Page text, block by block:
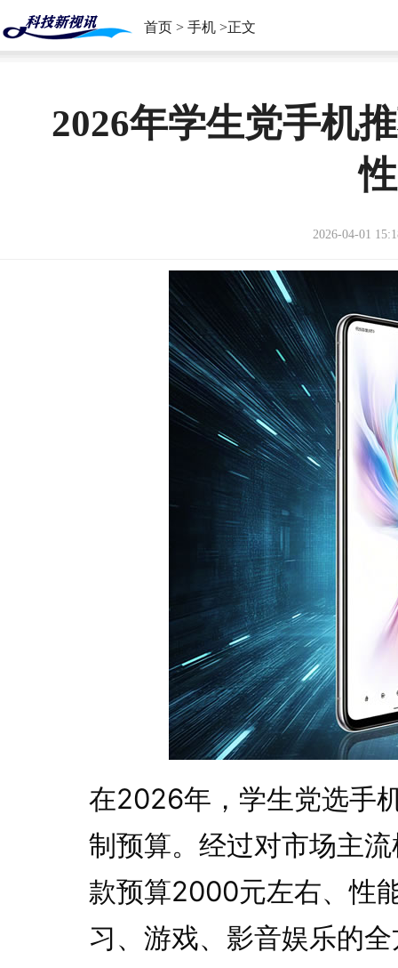
首页 > 手机 >正文
2026年学生党手机
2026-04-01
在2026年，学生党选手
制预算。经过对市场主
款预算2000元左右、性
习、游戏、影音娱乐的